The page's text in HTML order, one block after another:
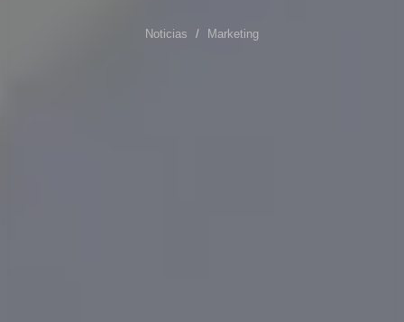
Noticias Marketing